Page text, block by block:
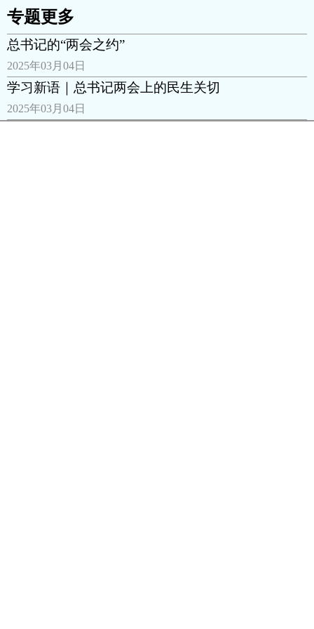
专题更多
总书记的“两会之约”
2025年03月04日
学习新语｜总书记两会上的民生关切
2025年03月04日